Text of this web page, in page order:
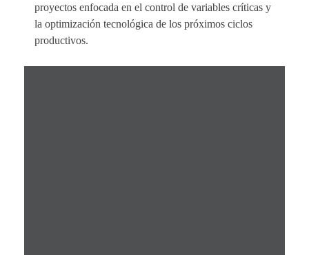
proyectos enfocada en el control de variables críticas y
la optimización tecnológica de los próximos ciclos
productivos.